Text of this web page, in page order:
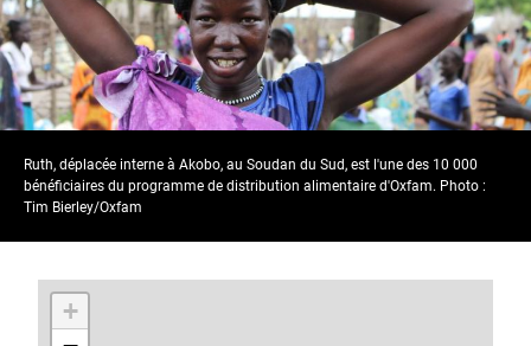
Ruth, déplacée interne à Akobo, au Soudan du Sud, est l'une des 10 000
bénéficiaires du programme de distribution alimentaire d'Oxfam. Photo :
Tim Bierley/Oxfam
+